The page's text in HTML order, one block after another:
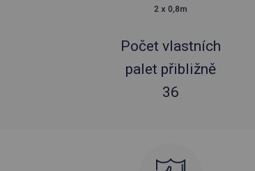
Počet vlastních
palet přibližně
36